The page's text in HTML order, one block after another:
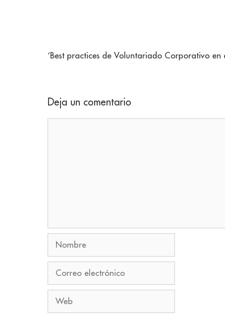
‘Best practices de Voluntariado Corporativo
Deja un comentario